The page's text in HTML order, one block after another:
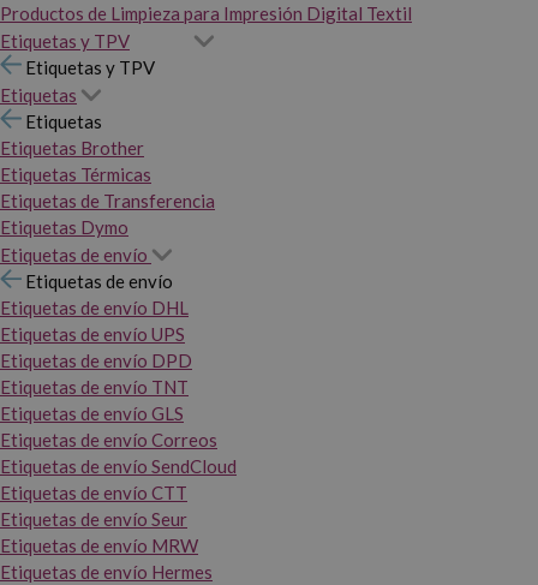
Productos de Limpieza para Impresión Digital Textil
Etiquetas y TPV
Etiquetas y TPV
Etiquetas
Etiquetas
Etiquetas Brother
Etiquetas Térmicas
Etiquetas de Transferencia
Etiquetas Dymo
Etiquetas de envío
Etiquetas de envío
Etiquetas de envío DHL
Etiquetas de envío UPS
Etiquetas de envío DPD
Etiquetas de envío TNT
Etiquetas de envío GLS
Etiquetas de envío Correos
Etiquetas de envío SendCloud
Etiquetas de envío CTT
Etiquetas de envío Seur
Etiquetas de envío MRW
Etiquetas de envío Hermes